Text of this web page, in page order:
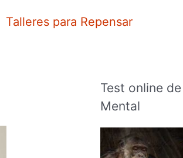
Talleres para Repensar
Test online
Mental